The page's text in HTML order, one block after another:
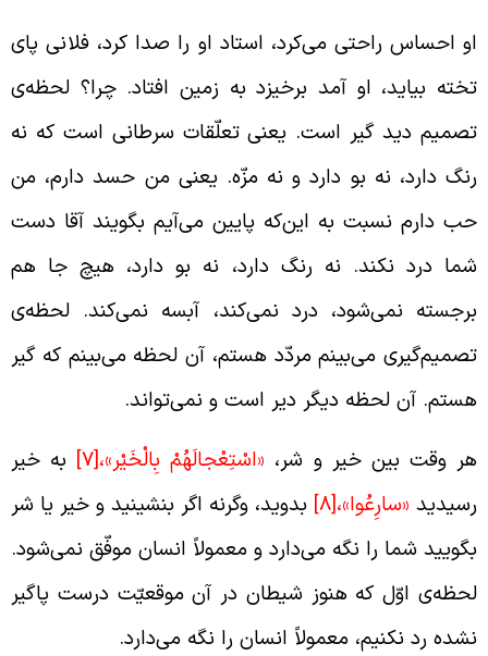
احساس راحتی می‌کرد، استاد او را صدا کرد، فلانی پای
بیاید، او آمد برخیزد به زمین افتاد. چرا؟ لحظه‌ی
دید گیر است. یعنی تعلّقات سرطانی است که نه
دارد، نه بو دارد و نه مزّه. یعنی من حسد دارم، من
دارم نسبت به این‌که پایین می‌آیم بگویند آقا دست
درد نکند. نه رنگ دارد، نه بو دارد، هیچ جا هم
نمی‌شود، درد نمی‌کند، آبسه نمی‌کند. لحظه‌ی
می‌بینم مردّد هستم، آن لحظه می‌‌‌بینم که گیر
آن لحظه دیگر دیر است و نمی‌تواند.
وقت بین خیر و شر،«اسْتِعْجالَهُمْ بِالْخَيْر»،[7] به خیر
«سارِعُوا»،[8] بدوید، وگرنه اگر بنشینید و خیر یا شر
شما را نگه می‌دارد و معمولاً انسان موفّق نمی‌شود.
اوّل که هنوز شیطان در آن موقعیّت درست پاگیر
رد نکنیم، معمولاً انسان را نگه می‌دارد.